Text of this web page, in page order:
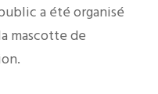
a été organisé
mascotte de